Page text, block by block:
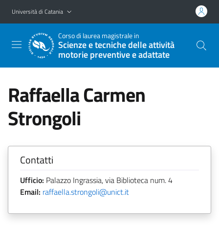
Vai al contenuto principale
Vai al menu di navigazione
Università di Catania
Corso di laurea magistrale in
Scienze e tecniche delle attività
motorie preventive e adattate
Raffaella Carmen
Strongoli
Contatti
Ufficio: Palazzo Ingrassia, via Biblioteca num. 4
Email: raffaella.strongoli@unict.it